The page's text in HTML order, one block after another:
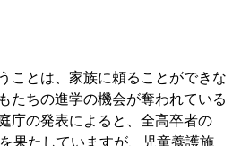
ことは、家族に頼ることができな
たちの進学の機会が奪われている
庁の発表によると、全高卒者の
果たしていますが、児童養護施